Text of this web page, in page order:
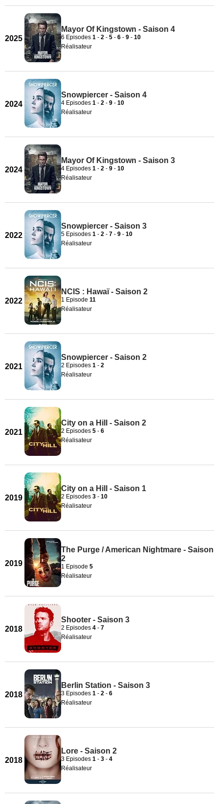
2025
Mayor Of Kingstown - Saison 4
6 Episodes 1 - 2 - 5 - 6 - 9 - 10
Réalisateur
2024
Snowpiercer - Saison 4
4 Episodes 1 - 2 - 9 - 10
Réalisateur
2024
Mayor Of Kingstown - Saison 3
4 Episodes 1 - 2 - 9 - 10
Réalisateur
2022
Snowpiercer - Saison 3
5 Episodes 1 - 2 - 7 - 9 - 10
Réalisateur
2022
NCIS : Hawaï - Saison 2
1 Episode 11
Réalisateur
2021
Snowpiercer - Saison 2
2 Episodes 1 - 2
Réalisateur
2021
City on a Hill - Saison 2
2 Episodes 5 - 6
Réalisateur
2019
City on a Hill - Saison 1
2 Episodes 3 - 10
Réalisateur
2019
The Purge / American Nightmare - Saison
2
1 Episode 5
Réalisateur
2018
Shooter - Saison 3
2 Episodes 4 - 7
Réalisateur
2018
Berlin Station - Saison 3
3 Episodes 1 - 2 - 6
Réalisateur
2018
Lore - Saison 2
3 Episodes 1 - 3 - 4
Réalisateur